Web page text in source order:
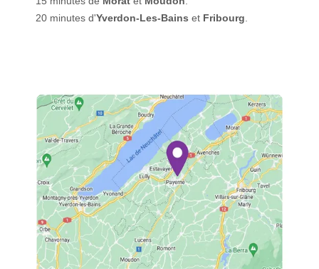
20 minutes d'Yverdon-Les-Bains et Fribourg